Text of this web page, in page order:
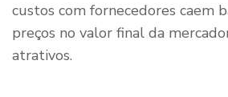
custos com fornecedores caem
preços no valor final da
atrativos.